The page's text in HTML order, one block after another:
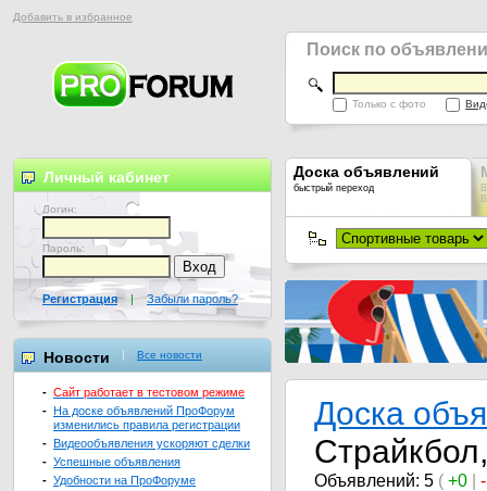
Добавить в избранное
Поиск по
Только с фото
Доска объявлений
быстрый переход
Доска
Объявлений: 5 ( +0 |
Личный кабинет
Логин:
Пароль:
Регистрация | Забыли пароль?
Новости Все новости
- Сайт работает в тестовом режиме
- На доске объявлений ПроФорум
изменились правила регистрации
- Видеообъявления ускоряют сделки
- Успешные объявления
- Удобности на ПроФоруме